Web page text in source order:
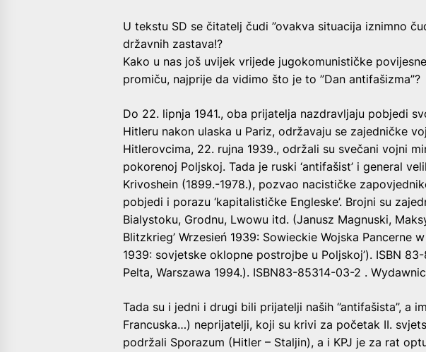
U tekstu SD se čitatelj čudi ”ovakva situacija iznimno
državnih zastava!?
Kako u nas još uvijek vrijede jugokomunističke
promiču, najprije da vidimo što je to ”Dan antifašizma”?
Do 22. lipnja 1941., oba prijatelja nazdravljaju pobjedi
Hitleru nakon ulaska u Pariz, održavaju se zajedničke
Hitlerovcima, 22. rujna 1939., održali su svečani vojni
pokorenoj Poljskoj. Tada je ruski ‘antifašist’ i general
Krivoshein (1899.-1978.), pozvao nacističke
pobjedi i porazu ‘kapitalističke Engleske’. Brojni su
Bialystoku, Grodnu, Lwowu itd. (Janusz Magnuski,
Blitzkrieg’ Wrzesień 1939: Sowieckie Wojska Pancerne
1939: sovjetske oklopne postrojbe u Poljskoj’). ISBN
Pelta, Warszawa 1994.). ISBN83-85314-03-2 .
Tada su i jedni i drugi bili prijatelji naših ‘’antifašista’’, a
Francuska…) neprijatelji, koji su krivi za početak II.
podržali Sporazum (Hitler – Staljin), a i KPJ je za rat